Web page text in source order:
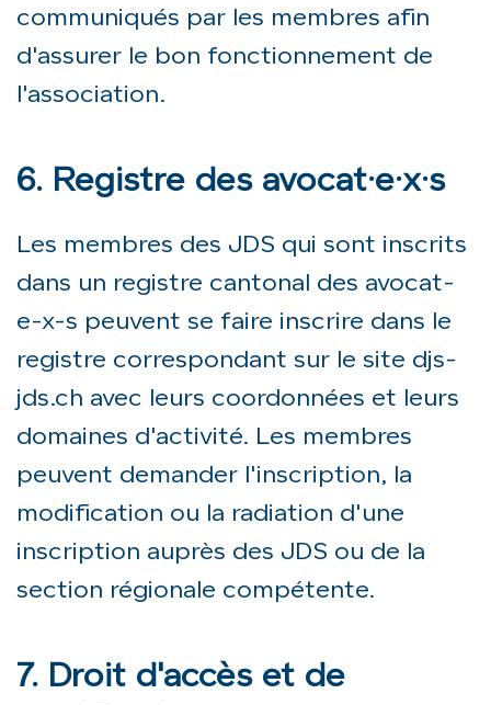
communiqués par les membres afin
d'assurer le bon fonctionnement de
l'association.
6. Registre des avocat·e·x·s
Les membres des JDS qui sont inscrits
dans un registre cantonal des avocat-
e-x-s peuvent se faire inscrire dans le
registre correspondant sur le site djs-
jds.ch avec leurs coordonnées et leurs
domaines d'activité. Les membres
peuvent demander l'inscription, la
modification ou la radiation d'une
inscription auprès des JDS ou de la
section régionale compétente.
7. Droit d'accès et de